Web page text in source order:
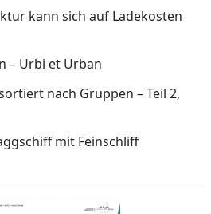
kann sich auf Ladekosten
– Urbi et Urban
nach Gruppen – Teil 2,
mit Feinschliff